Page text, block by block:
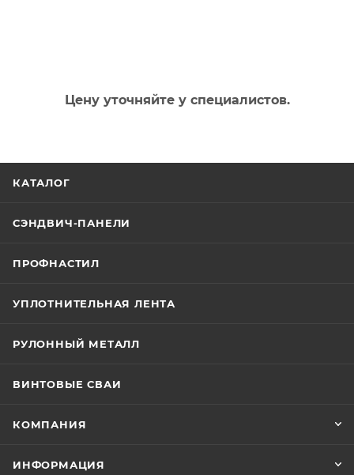
Цену уточняйте у специалистов.
КАТАЛОГ
СЭНДВИЧ-ПАНЕЛИ
ПРОФНАСТИЛ
УПЛОТНИТЕЛЬНАЯ ЛЕНТА
РУЛОННЫЙ МЕТАЛЛ
ВИНТОВЫЕ СВАИ
КОМПАНИЯ
ИНФОРМАЦИЯ